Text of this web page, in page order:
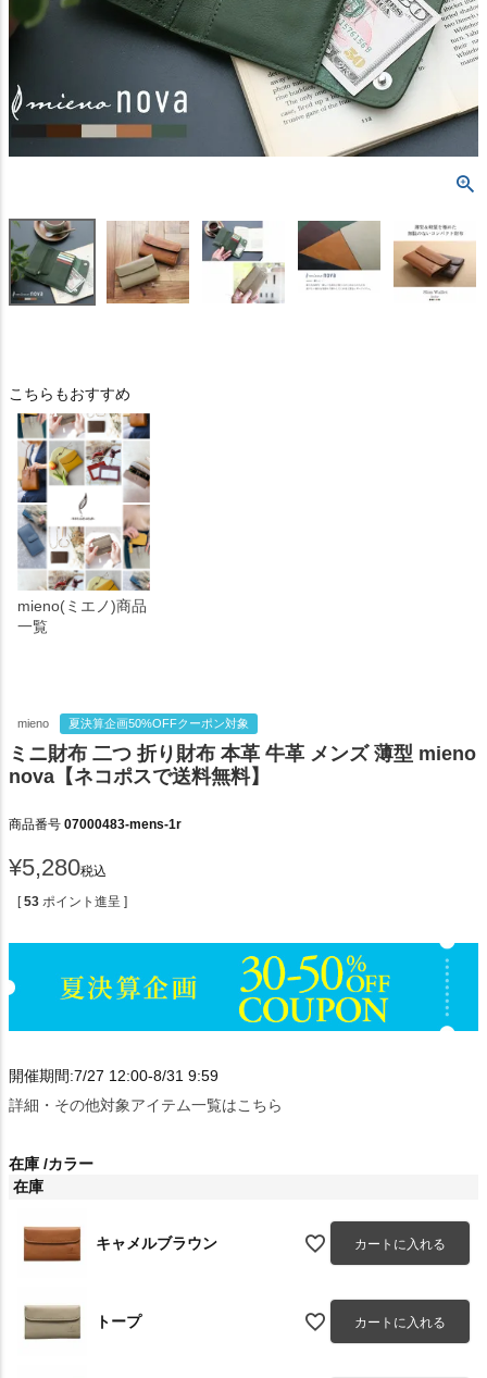
こちらもおすすめ
mieno(ミエノ)商品
一覧
mieno 夏決算企画50%OFFクーポン対象
ミニ財布 二つ 折り財布 本革 牛革 メンズ 薄型 mieno
nova【ネコポスで送料無料】
商品番号 07000483-mens-1r
¥5,280税込
[ 53 ポイント進呈 ]
開催期間:7/27 12:00-8/31 9:59
詳細・その他対象アイテム一覧はこちら
在庫 カラー
在庫
キャメルブラウン カートに入れる
トープ カートに入れる